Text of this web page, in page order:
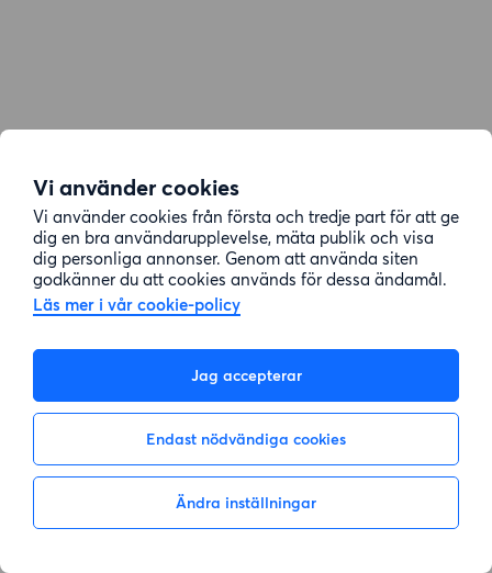
Vi använder cookies
Vi använder cookies från första och tredje part för att ge
dig en bra användarupplevelse, mäta publik och visa
dig personliga annonser. Genom att använda siten
godkänner du att cookies används för dessa ändamål.
Läs mer i vår cookie-policy
Jag accepterar
Endast nödvändiga cookies
Ändra inställningar